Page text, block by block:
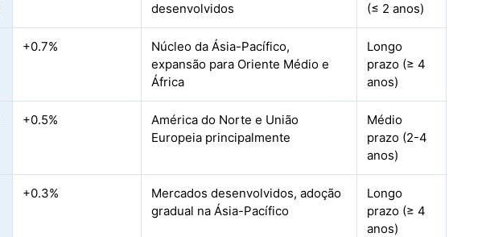
desenvolvidos
(≤ 2 anos)
+0.7%
Núcleo da Ásia-Pacífico,
expansão para Oriente Médio e
África
Longo
prazo (≥ 4
anos)
+0.5%
América do Norte e União
Europeia principalmente
Médio
prazo (2-4
anos)
+0.3%
Mercados desenvolvidos, adoção
gradual na Ásia-Pacífico
Longo
prazo (≥ 4
anos)